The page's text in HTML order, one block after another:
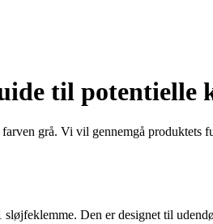
til potentielle
grå. Vi vil gennemgå produktets
Den er designet til